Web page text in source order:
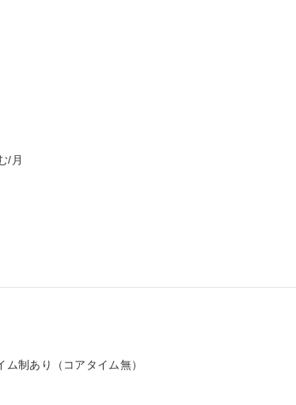
/月
制あり（コアタイム無）